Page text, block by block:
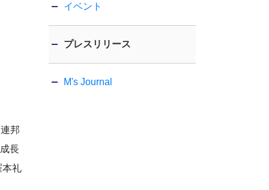
邦
長
本礼
イベント
プレスリリース
M's Journal